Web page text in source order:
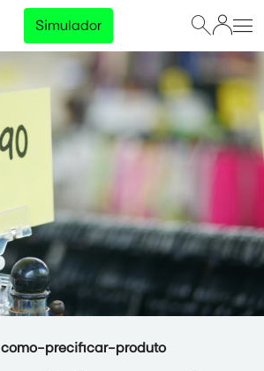
Simulador
como-precificar-produto